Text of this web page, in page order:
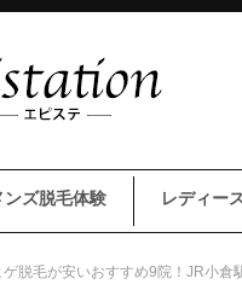
ンズ脱毛体験 レディー
ゲ脱毛が安いおすすめ9院！JR小倉